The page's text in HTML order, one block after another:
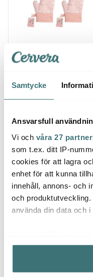
Samtycke
Ansvarsfull
Vi och våra 27
som t.ex. ditt IP-
cookies för att lagra
enhet för att kunna
innehåll, annons- och
och
använda din data och i
Samla in
kan ha en
Identifiera din
Modern House
Chic Kids grytvante 22
125 kr 179 kr
Låt dig